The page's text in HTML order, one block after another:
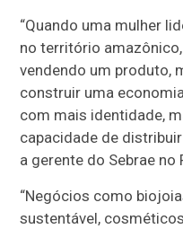
“Quando uma mulher
no território
vendendo um produto,
construir uma
com mais identidade,
capacidade de
a gerente do Sebrae no
“Negócios como
sustentável,